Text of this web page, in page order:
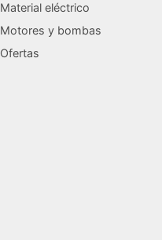
Material eléctrico
Motores y bombas
Ofertas